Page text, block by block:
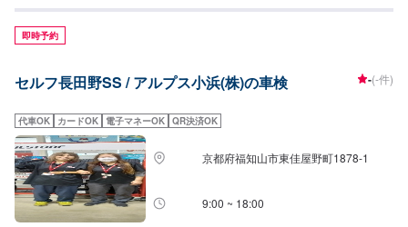
即時予約
セルフ長田野SS / アルプス小浜(株)の車検 -(-件)
代車OK カードOK 電子マネーOK QR決済OK
京都府福知山市東佳屋野町1878-1
9:00 ~ 18:00